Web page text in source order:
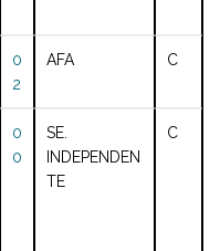
0
2
AFA C
0
0
SE.
INDEPENDEN
TE
C